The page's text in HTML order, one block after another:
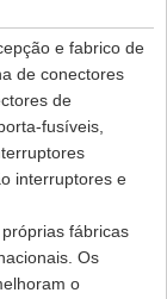
e fabrico de
de conectores
de
fusíveis,
interruptores e
fábricas
Os
o